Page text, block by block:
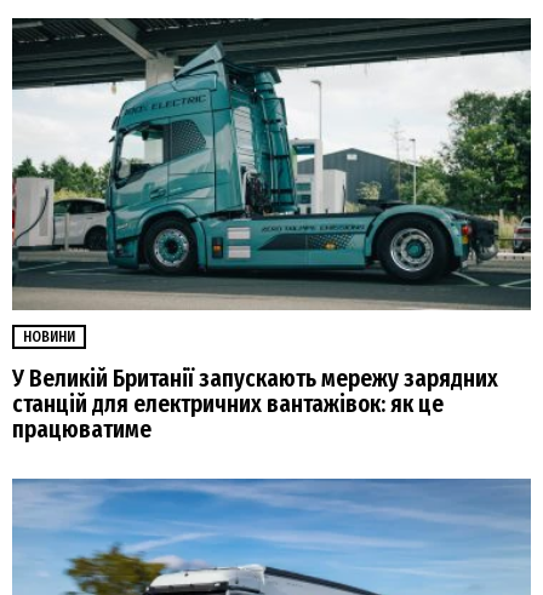
НОВИНИ
У Великій Британії запускають мережу зарядних
станцій для електричних вантажівок: як це
працюватиме